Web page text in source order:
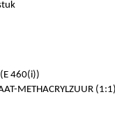
(E 460(i))
METHACRYLZUUR (1:1)